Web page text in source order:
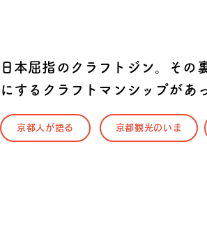
日本屈指のクラフトジン。その
にするクラフトマンシップがあ
京都人が語る 京都観光のいま